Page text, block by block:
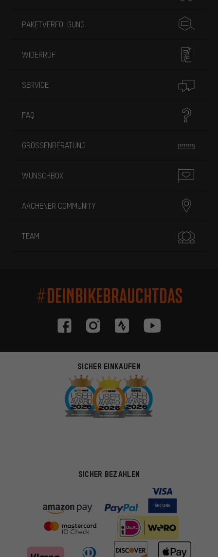
PAKETVERFOLGUNG
WIDERRUF
SERVICE
FAQ
GRÖSSENBERATUNG
WUNSCHBOX
AACHENER COMMUNITY
TEAM
#DEINBIKEBRAUCHTDAS
SICHER EINKAUFEN
SICHER BEZAHLEN